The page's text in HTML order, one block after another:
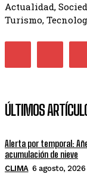
Actualidad,
Turismo,
ÚLTIMOS
Alerta por temporal:
acumulación de nieve
CLIMA 6 agosto, 2026